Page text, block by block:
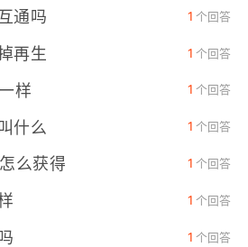
通吗 1 个回答
再生 1 个回答
样 1 个回答
什么 1 个回答
么获得 1 个回答
1 个回答
1 个回答